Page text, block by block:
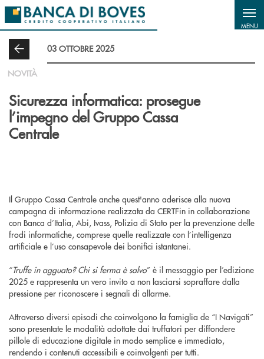
Salta al contenuto principale
MENU
03 OTTOBRE 2025
NOVITÀ
Sicurezza informatica: prosegue
l’impegno del Gruppo Cassa
Centrale
Il Gruppo Cassa Centrale anche quest'anno aderisce alla nuova
campagna di informazione realizzata da CERTFin in collaborazione
con Banca d’Italia, Abi, Ivass, Polizia di Stato per la prevenzione delle
frodi informatiche, comprese quelle realizzate con l’intelligenza
artificiale e l’uso consapevole dei bonifici istantanei.
“Truffe in agguato? Chi si ferma è salvo” è il messaggio per l’edizione
2025 e rappresenta un vero invito a non lasciarsi sopraffare dalla
pressione per riconoscere i segnali di allarme.
Attraverso diversi episodi che coinvolgono la famiglia de “I Navigati”
sono presentate le modalità adottate dai truffatori per diffondere
pillole di educazione digitale in modo semplice e immediato,
rendendo i contenuti accessibili e coinvolgenti per tutti.